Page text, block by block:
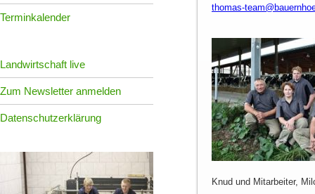
Terminkalender
Landwirtschaft live
Zum Newsletter anmelden
Datenschutzerklärung
thomas-
Knud und Mitarbeiter,